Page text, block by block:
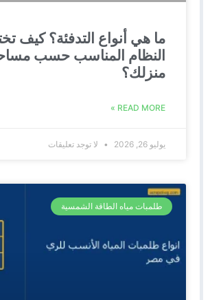
ما هي أنواع التدفئة؟ كيف تختار
النظام المناسب حسب مساحة
منزلك؟
READ MORE »
يوليو 26, 2026 لا توجد تعليقات
طلمبات مياه الطاقة الشمسية